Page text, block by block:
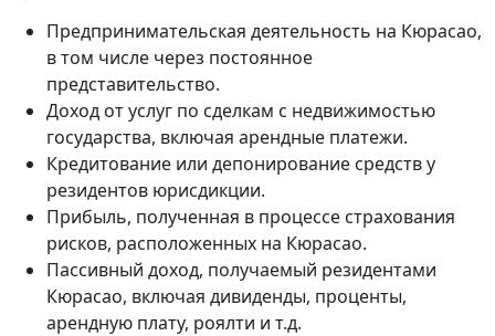
Предпринимательская деятельность на Кюрасао,
в том числе через постоянное
представительство.
Доход от услуг по сделкам с недвижимостью
государства, включая арендные платежи.
Кредитование или депонирование средств у
резидентов юрисдикции.
Прибыль, полученная в процессе страхования
рисков, расположенных на Кюрасао.
Пассивный доход, получаемый резидентами
Кюрасао, включая дивиденды, проценты,
арендную плату, роялти и т.д.